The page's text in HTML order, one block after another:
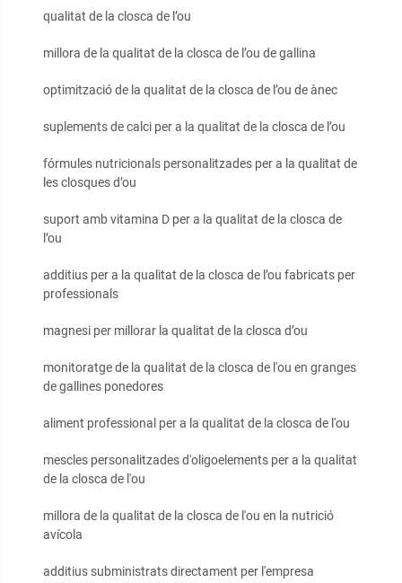
qualitat de la closca de l’ou
millora de la qualitat de la closca de l’ou de gallina
optimització de la qualitat de la closca de l’ou de ànec
suplements de calci per a la qualitat de la closca de l’ou
fórmules nutricionals personalitzades per a la qualitat de
les closques d’ou
suport amb vitamina D per a la qualitat de la closca de
l’ou
additius per a la qualitat de la closca de l’ou fabricats per
professionals
magnesi per millorar la qualitat de la closca d’ou
monitoratge de la qualitat de la closca de l'ou en granges
de gallines ponedores
aliment professional per a la qualitat de la closca de l'ou
mescles personalitzades d'oligoelements per a la qualitat
de la closca de l'ou
millora de la qualitat de la closca de l'ou en la nutrició
avícola
additius subministrats directament per l'empresa